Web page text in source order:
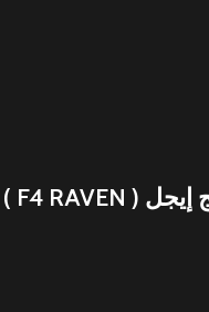
حذاء تزلج بعجلات ماركة فلاينج إيجل ( F4 RAVEN )